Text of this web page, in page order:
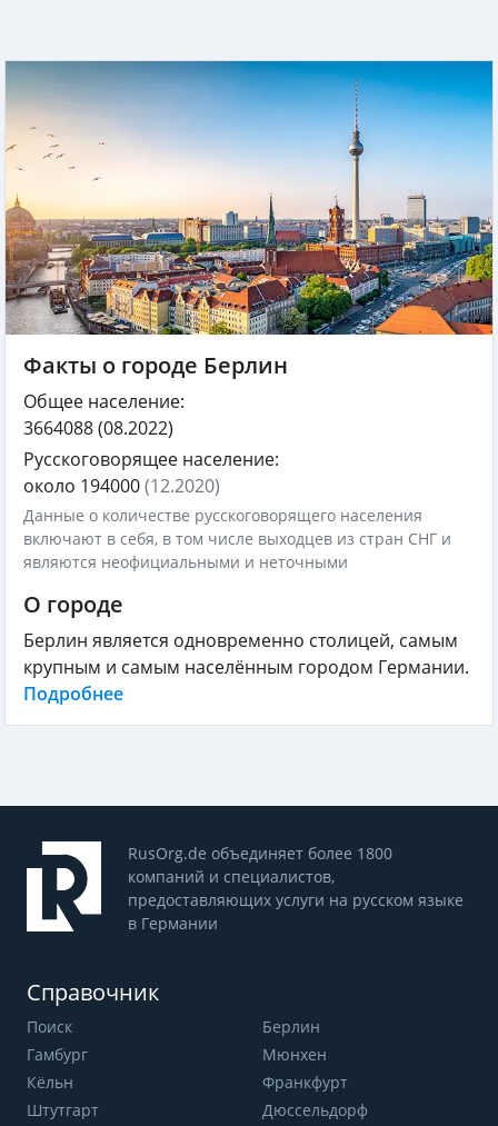
Факты о городе Берлин
Общее население:
3664088(08.2022)
Русскоговорящее население:
около 194000(12.2020)
Данные о количестве русскоговорящего населения
включают в себя, в том числе выходцев из стран СНГ и
являются неофициальными и неточными
О городе
Берлин является одновременно столицей, самым
крупным и самым населённым городом Германии.
Подробнее
RusOrg.de объединяет более 1800
компаний и специалистов,
предоставляющих услуги на русском языке
в Германии
Справочник
Поиск
Берлин
Гамбург
Мюнхен
Кёльн
Франкфурт
Штутгарт
Дюссельдорф